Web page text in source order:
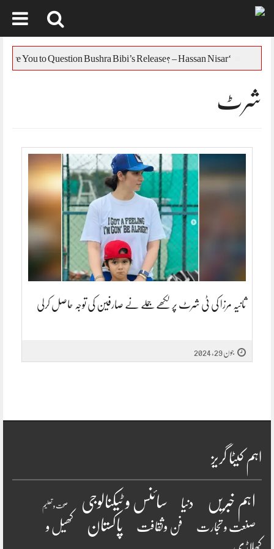
شرٹ
ثانیہ مرزا کی ٹی شرٹ پر لکھے جملے نے صارفین کی توجہ حاصل کرلی
جون 29, 2024
اہم کیٹا گریز
اہم خبریں دنیا سائنس و ٹیکنالوجی صحت و تعلیم
صنعت و تجارت فن وثقافت پاکستان
کھیل و